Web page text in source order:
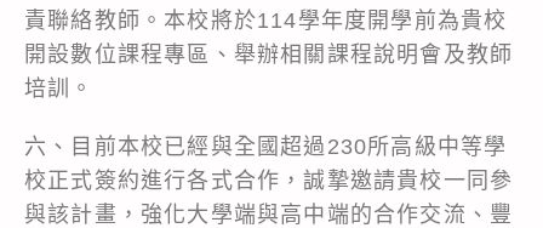
責聯絡教師。本校將於114學年度開學前為貴校
開設數位課程專區、舉辦相關課程說明會及教師
培訓。
六、目前本校已經與全國超過230所高級中等學
校正式簽約進行各式合作，誠摯邀請貴校一同參
與該計畫，強化大學端與高中端的合作交流、豐